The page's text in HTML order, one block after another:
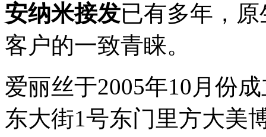
安纳米接发已有多年，
客户的一致青睐。
爱丽丝于2005年10月份
东大街1号东门里方大美